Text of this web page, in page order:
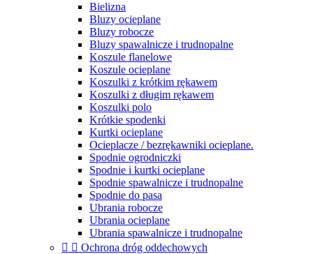
Bielizna
Bluzy ocieplane
Bluzy robocze
Bluzy spawalnicze i trudnopalne
Koszule flanelowe
Koszule ocieplane
Koszulki z krótkim rękawem
Koszulki z długim rękawem
Koszulki polo
Krótkie spodenki
Kurtki ocieplane
Ocieplacze / bezrękawniki ocieplane.
Spodnie ogrodniczki
Spodnie i kurtki ocieplane
Spodnie spawalnicze i trudnopalne
Spodnie do pasa
Ubrania robocze
Ubrania ocieplane
Ubrania spawalnicze i trudnopalne
  Ochrona dróg oddechowych